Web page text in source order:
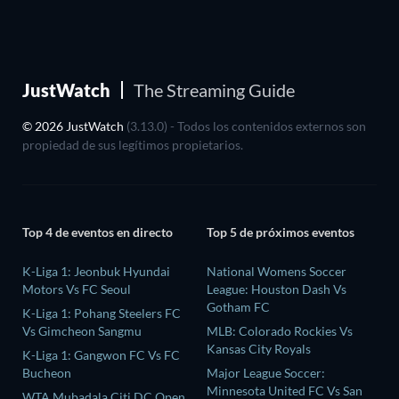
JustWatch The Streaming Guide
© 2026 JustWatch (3.13.0) - Todos los contenidos externos son
propiedad de sus legítimos propietarios.
Top 4 de eventos en directo
K-Liga 1: Jeonbuk Hyundai
Motors Vs FC Seoul
K-Liga 1: Pohang Steelers FC
Vs Gimcheon Sangmu
K-Liga 1: Gangwon FC Vs FC
Bucheon
Top 5 de próximos eventos
National Womens Soccer
League: Houston Dash Vs
Gotham FC
MLB: Colorado Rockies Vs
Kansas City Royals
Major League Soccer:
Minnesota United FC Vs San